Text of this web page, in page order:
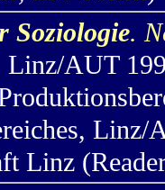
Soziologie.
AUT
Linz